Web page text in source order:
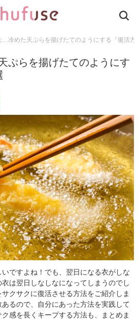
…冷めた天ぷらを揚げたてのようにする『復活方
ぷらを揚げたてのようにす
ですよね！でも、翌日になる衣がしな
は翌日しなしなになってしまうのでし
クサクに復活させる方法をご紹介しま
るので、自分にあった方法を実践して
感を長くキープする方法も、まとめま